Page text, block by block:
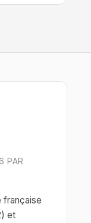
PAR
française
et